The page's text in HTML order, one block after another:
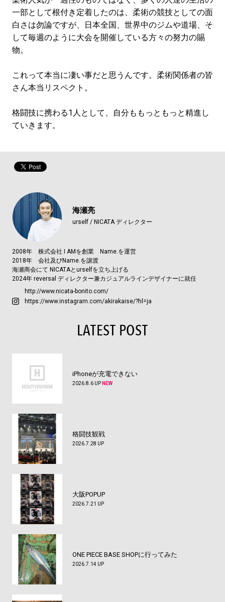
一部として根付き定着したのは、柔術の競技としての面
白さは勿論ですが、日本全国、世界中のジムや道場、そ
して毎週のように大会を開催している方々の努力の賜
物。
これって本当に凄い事だと思うんです。柔術関係者の皆
さん本当リスペクト。
格闘技に携わる1人として、自分ももっともっと精進し
ていきます。
海瀬亮
urself / NICATA ディレクター
2008年 株式会社 I AMを創業 Name.を運営
2018年 会社及びName.を譲渡
海瀬商会にて NICATAとurselfを立ち上げる
2024年 reversal ディレクター兼カジュアルラインデザイナーに就任
http://www.nicata-bonito.com/
https://www.instagram.com/akirakaise/?hl=ja
LATEST POST
iPhoneが充電できない
2026.8.6 UP NEW
格闘技観戦
2026.7.28 UP
大阪POPUP
2026.7.21 UP
ONE PIECE BASE SHOPに行ってみた
2026.7.14 UP